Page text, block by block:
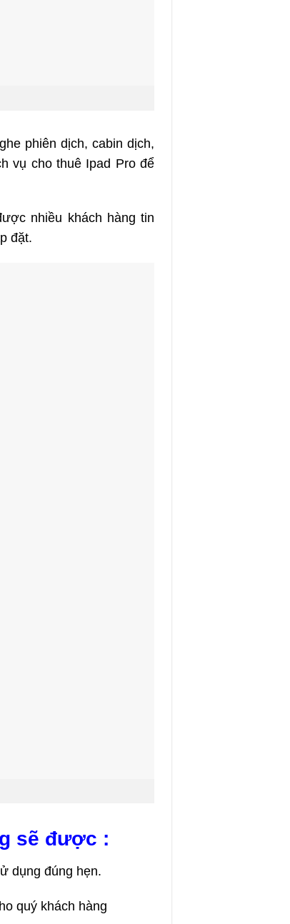
phiên dịch, cabin dịch,
vụ cho thuê Ipad Pro để
nhiều khách hàng tin
đặt.
sẽ được :
dụng đúng hẹn.
quý khách hàng